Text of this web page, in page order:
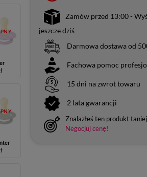
Zamów przed 13:00 -
jeszcze dziś
Darmowa dostawa od
Fachowa pomoc
15 dni na zwrot towaru
2 lata gwarancji
Znalazłeś ten produkt
Negocjuj cenę!